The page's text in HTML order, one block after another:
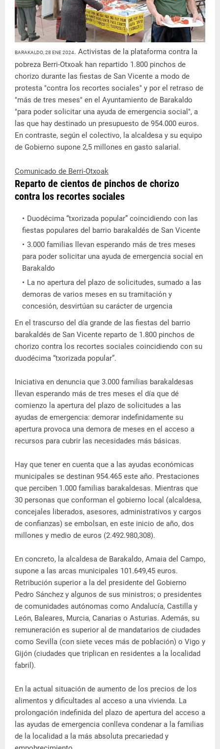
BARAKALDO, 28 ENE 2024. Activistas de la plataforma contra la
pobreza Berri-Otxoak han repartido 1.800 pinchos de
chorizo durante las fiestas de San Vicente a modo de
protesta "contra los recortes sociales" y por el retraso de
"más de tres meses" en el Ayuntamiento de Barakaldo
"para poder solicitar una ayuda de emergencia social", a
las que hay destinado un presupuesto de 954.000 euros.
En contraste, según el colectivo, la alcaldesa y su equipo
de Gobierno supone 2,5 millones en gasto salarial.
Comunicado de Berri-Otxoak
Reparto de cientos de pinchos de chorizo
contra los recortes sociales
Duodécima “txorizada popular” coincidiendo con las
fiestas populares del barrio barakaldés de San Vicente
3.000 familias llevan esperando más de tres meses
para poder solicitar una ayuda de emergencia social en
Barakaldo
La no apertura del plazo de solicitudes, sumado a las
demoras de varios meses en su tramitación y
concesión, desvirtúan su carácter de urgencia
En el trascurso del día grande de las fiestas del barrio
barakaldés de San Vicente reparto de 1.800 pinchos de
chorizo contra los recortes sociales coincidiendo con su
duodécima “txorizada popular”.
Iniciativa en denuncia que 3.000 familias barakaldesas
llevan esperando más de tres meses el día que dé
comienzo la apertura del plazo de solicitudes a las
ayudas de emergencia: demorar indefinidamente su
apertura provoca una demora de meses en el acceso a
recursos para cubrir las necesidades más básicas.
Hay que tener en cuenta que a las ayudas económicas
municipales se destinan 954.465 este año. Prestaciones
que perciben 1.000 familias barakaldesas. Mientras que
30 personas que conforman el gobierno local (alcaldesa,
concejales liberados, asesores, administrativos y cargos
de confianzas) se embolsan, en este inicio de año, dos
millones y medio de euros (2.492.980,308).
En concreto, la alcaldesa de Barakaldo, Amaia del Campo,
supone a las arcas municipales 101.649,45 euros.
Retribución superior a la del presidente del Gobierno
Pedro Sánchez y algunos de sus ministros; o presidentes
de comunidades autónomas como Andalucía, Castilla y
León, Baleares, Murcia, Canarias o Asturias. Además, su
remuneración es superior al de mandatarios de ciudades
como Sevilla (con siete veces más de población) o Vigo y
Gijón (ciudades que triplican en residentes a la localidad
fabril).
En la actual situación de aumento de los precios de los
alimentos y dificultades al acceso a una vivienda. La
prolongación indefinida del plazo de apertura del acceso a
las ayudas de emergencia conlleva condenar a la familias
de la localidad a la más absoluta precariedad y